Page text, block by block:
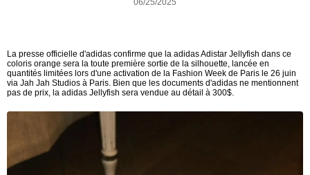
La presse officielle d'adidas confirme que la adidas Adistar Jellyfish dans ce
coloris orange sera la toute première sortie de la silhouette, lancée en
quantités limitées lors d'une activation de la Fashion Week de Paris le 26 juin
via Jah Jah Studios à Paris. Bien que les documents d'adidas ne mentionnent
pas de prix, la adidas Jellyfish sera vendue au détail à 300$.